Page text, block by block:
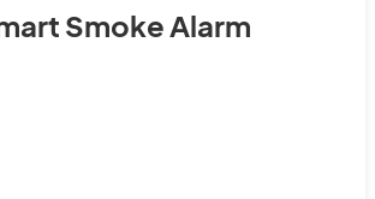
Smoke Alarm